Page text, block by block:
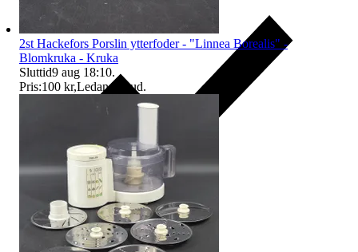
2st Hackefors Porslin ytterfoder - "Linnea Borealis" -
Blomkruka - Kruka
Sluttid9 aug 18:10.
Pris:100 kr,Ledande bud.